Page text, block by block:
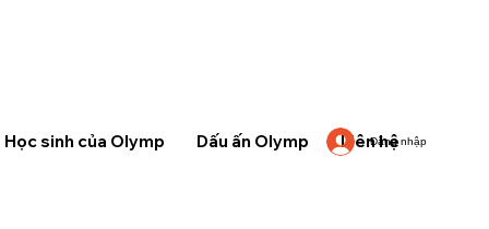
Học sinh của Olymp Dấu ấn Olymp Liên hệĐăng nhập